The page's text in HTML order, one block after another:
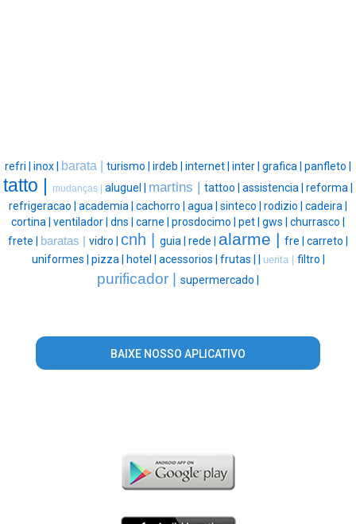
refri | inox | barata | turismo | irdeb | internet | inter | grafica | panfleto |
tatto | mudanças | aluguel | martins | tattoo | assistencia | reforma |
refrigeracao | academia | cachorro | agua | sinteco | rodizio | cadeira |
cortina | ventilador | dns | carne | prosdocimo | pet | gws | churrasco |
frete |
baratas | vidro | cnh | guia | rede | alarme | fre | carreto |
uniformes | pizza | hotel | acessorios | frutas | uerita | filtro |
purificador | supermercado |
BAIXE NOSSO APLICATIVO